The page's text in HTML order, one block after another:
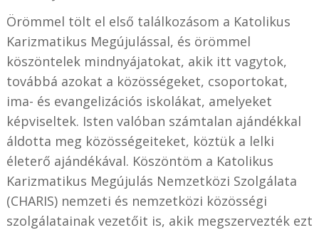
Örömmel tölt el első találkozásom a Katolikus
Karizmatikus Megújulással, és örömmel
köszöntelek mindnyájatokat, akik itt vagytok,
továbbá azokat a közösségeket, csoportokat,
ima- és evangelizációs iskolákat, amelyeket
képviseltek. Isten valóban számtalan ajándékkal
áldotta meg közösségeiteket, köztük a lelki
életerő ajándékával. Köszöntöm a Katolikus
Karizmatikus Megújulás Nemzetközi Szolgálata
(CHARIS) nemzeti és nemzetközi közösségi
szolgálatainak vezetőit is, akik megszervezték ezt